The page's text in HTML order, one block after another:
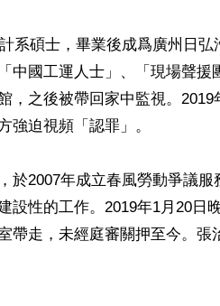
系碩士，畢業後成爲廣州日
中國工運人士」、「現場聲
，之後被帶回家中監視。
強迫視頻「認罪」。
於2007年成立春風勞動爭議
設性的工作。2019年1月20日
帶走，未經庭審關押至今。張